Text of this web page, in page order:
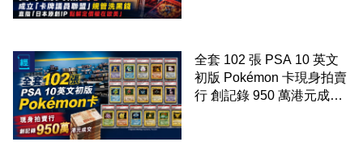
全套 102 張 PSA 10 英文
初版 Pokémon 卡現身拍賣
行 創記錄 950 萬港元成交